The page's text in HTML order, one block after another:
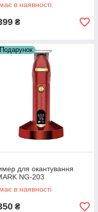
в наявності
₴
Подарунок
для окантування
NG-203
в наявності
₴